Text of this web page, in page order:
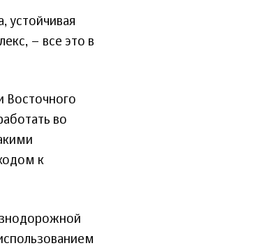
устойчивая
– все это в
Восточного
во
к